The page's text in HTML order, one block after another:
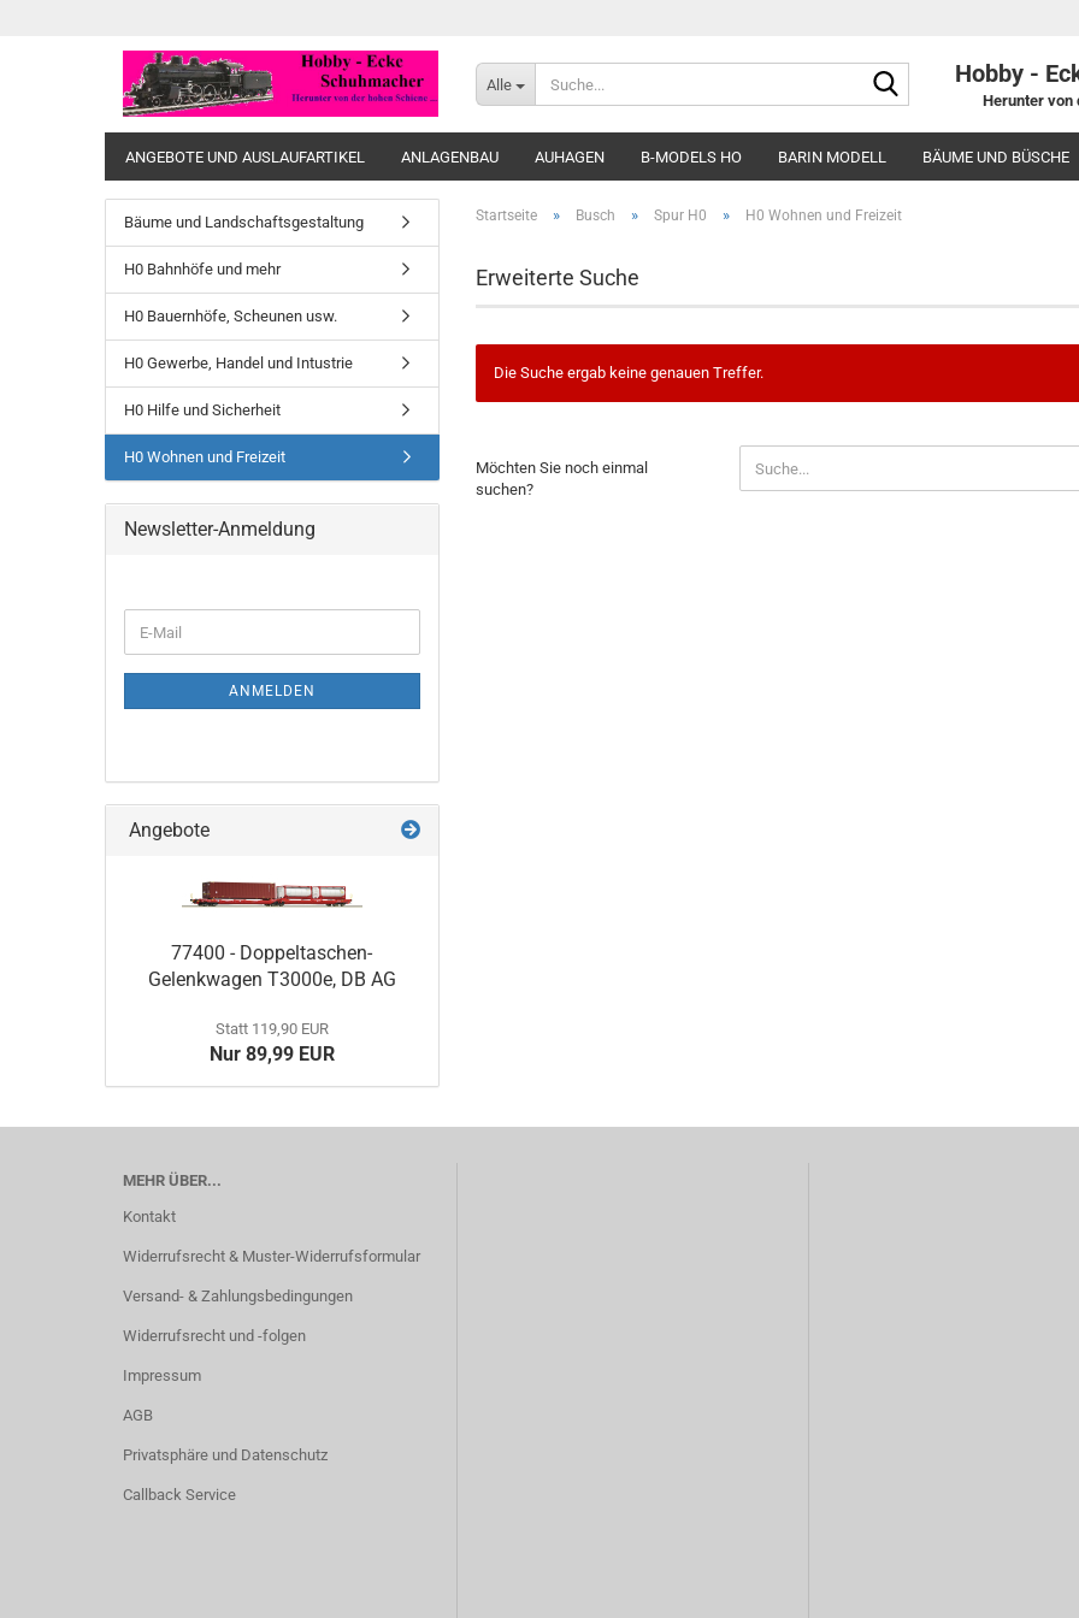
Alle
Suche...Hobby -
Herunter von
ANGEBOTE UND AUSLAUFARTIKEL ANLAGENBAU AUHAGEN B-MODELS HO BARIN MODELL BÄUME UND BÜSCHE
Startseite » Busch » Spur H0 » H0 Wohnen und Freizeit
Erweiterte Suche
Die Suche ergab keine genauen Treffer.
SIE
NOCH
Möchten Sie noch einmal
suchen?
Bäume und Landschaftsgestaltung
H0 Bahnhöfe und mehr
H0 Bauernhöfe, Scheunen usw.
H0 Gewerbe, Handel und Intustrie
H0 Hilfe und Sicherheit
H0 Wohnen und Freizeit
Newsletter-Anmeldung
ZUR
E-
Mail
ANMELDEN
Angebote
77400 - Doppeltaschen-
Gelenkwagen T3000e, DB AG
Statt 119,90 EUR
Nur 89,99 EUR
MEHR ÜBER...
Kontakt
Widerrufsrecht & Muster-Widerrufsformular
Versand- & Zahlungsbedingungen
Widerrufsrecht und -folgen
Impressum
AGB
Privatsphäre und Datenschutz
Callback Service